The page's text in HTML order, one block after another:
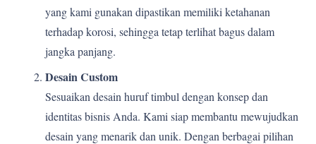
yang kami gunakan dipastikan memiliki ketahanan
terhadap korosi, sehingga tetap terlihat bagus dalam
jangka panjang.
Desain Custom
Sesuaikan desain huruf timbul dengan konsep dan
identitas bisnis Anda. Kami siap membantu mewujudkan
desain yang menarik dan unik. Dengan berbagai pilihan